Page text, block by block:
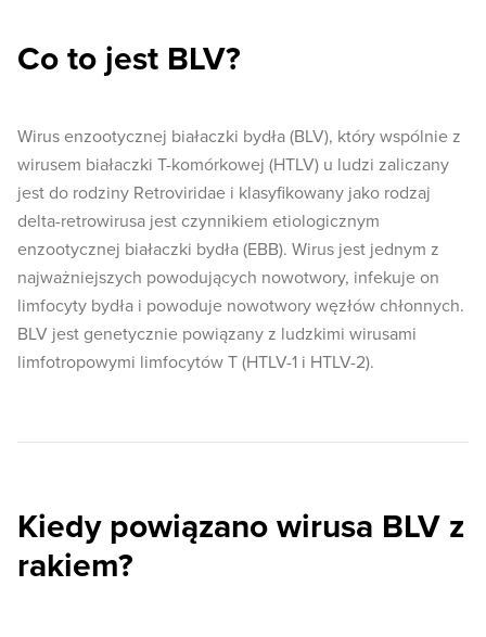
Co to jest BLV?
Wirus enzootycznej białaczki bydła (BLV), który wspólnie z
wirusem białaczki T-komórkowej (HTLV) u ludzi zaliczany
jest do rodziny Retroviridae i klasyfikowany jako rodzaj
delta-retrowirusa jest czynnikiem etiologicznym
enzootycznej białaczki bydła (EBB). Wirus jest jednym z
najważniejszych powodujących nowotwory, infekuje on
limfocyty bydła i powoduje nowotwory węzłów chłonnych.
BLV jest genetycznie powiązany z ludzkimi wirusami
limfotropowymi limfocytów T (HTLV-1 i HTLV-2).
Kiedy powiązano wirusa BLV z
rakiem?